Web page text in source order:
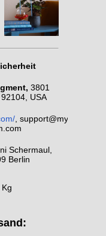
3801
USA
,
Schermaul,
Berlin